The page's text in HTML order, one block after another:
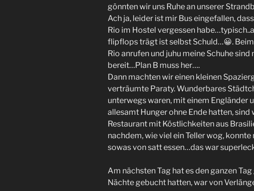
gönnten wir uns Ruhe an unserer
Ach ja, leider ist mir Bus eingefallen,
Rio im Hostel vergessen
flipflops trägt ist selbst Schuld…😀.
Rio anrufen und juhu meine Schuhe
bereit…Plan B muss her….
Dann machten wir einen kleinen
verträumte Paraty. Wunderbares
unterwegs waren, mit einem Engländer
allesamt Hunger ohne Ende hatten,
Restaurant mit Köstlichkeiten aus
nachdem, wie viel ein Teller wog,
sowas von satt essen…das war
Am nächsten Tag hat es den ganzen
Nächte gebucht hatten, war von